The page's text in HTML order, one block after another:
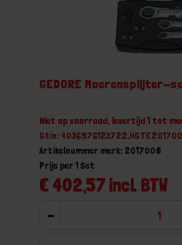
GEDORE Moerensplijter-
Niet op voorraad, levertijd 1 tot
Gtin:
Artikelnummer merk: 2017008
€ 402,57 incl. BTW
Prijs per 1 Set
-